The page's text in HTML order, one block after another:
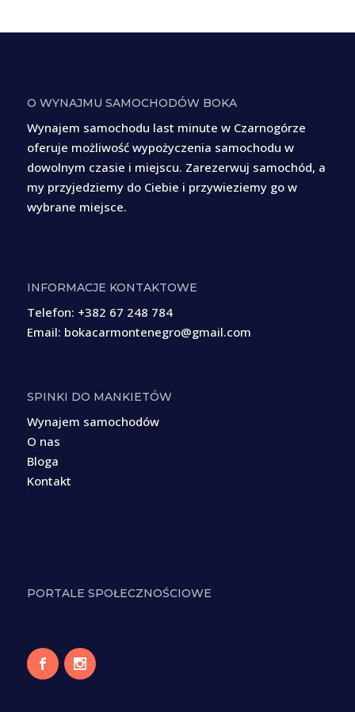
O WYNAJMU SAMOCHODÓW BOKA
Wynajem samochodu last minute w Czarnogórze
oferuje możliwość wypożyczenia samochodu w
dowolnym czasie i miejscu. Zarezerwuj samochód, a
my przyjedziemy do Ciebie i przywieziemy go w
wybrane miejsce.
INFORMACJE KONTAKTOWE
Telefon: +382 67 248 784
Email: bokacarmontenegro@gmail.com
SPINKI DO MANKIETÓW
Wynajem samochodów
O nas
Bloga
Kontakt
PORTALE SPOŁECZNOŚCIOWE